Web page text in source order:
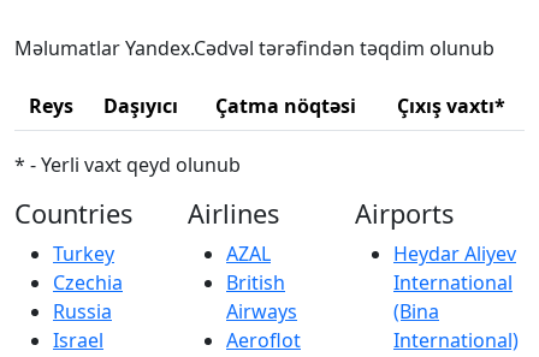
Məlumatlar Yandex.Cədvəl tərəfindən təqdim olunub
Reys Daşıyıcı Çatma nöqtəsi Çıxış vaxtı*
* - Yerli vaxt qeyd olunub
Countries
Turkey
Czechia
Russia
Israel
Airlines
AZAL
British
Airways
Aeroflot
Airports
Heydar Aliyev
International
(Bina
International)